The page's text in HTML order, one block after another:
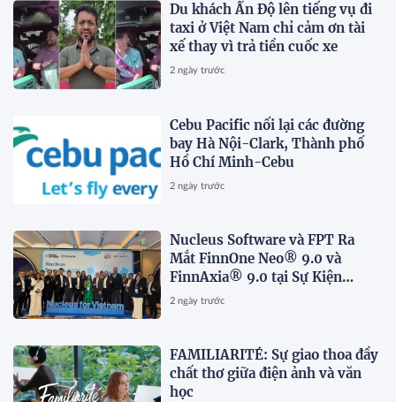
Du khách Ấn Độ lên tiếng vụ đi
taxi ở Việt Nam chỉ cảm ơn tài
xế thay vì trả tiền cuốc xe
2 ngày trước
Cebu Pacific nối lại các đường
bay Hà Nội-Clark, Thành phố
Hồ Chí Minh-Cebu
2 ngày trước
Nucleus Software và FPT Ra
Mắt FinnOne Neo® 9.0 và
FinnAxia® 9.0 tại Sự Kiện
Nucleus Synapse Lần Đầu Tiên
2 ngày trước
FAMILIARITÉ: Sự giao thoa đầy
chất thơ giữa điện ảnh và văn
học